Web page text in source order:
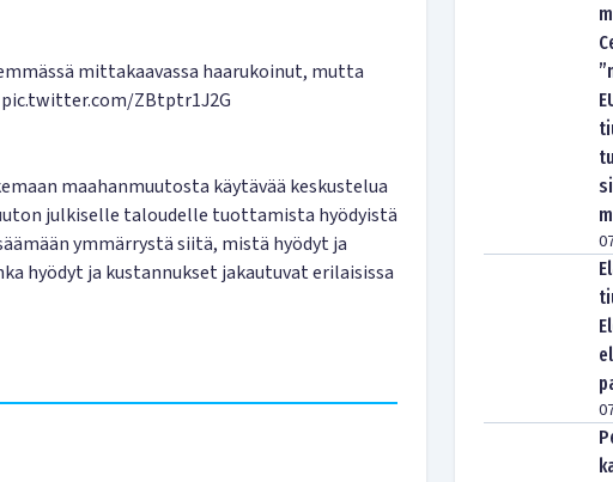
mittakaavassa haarukoinut, mutta
pic.twitter.com/ZBtptr1J2G
maahanmuutosta käytävää keskustelua
julkiselle taloudelle tuottamista hyödyistä
ymmärrystä siitä, mistä hyödyt ja
hyödyt ja kustannukset jakautuvat erilaisissa